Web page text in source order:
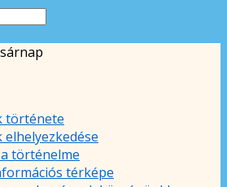
története
elhelyezkedése
történelme
térképe